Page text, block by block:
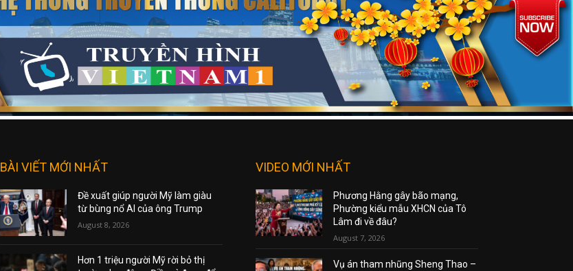
BÀI VIẾT MỚI NHẤT
Đề xuất giúp người Mỹ làm giàu
từ bùng nổ AI của ông Trump
August 8, 2026
Hơn 1 triệu người Mỹ rời bỏ thị
VIDEO MỚI NHẤT
Phương Hằng gây bão mạng,
Phường kiểu mẫu XHCN của Tô
Lâm đi về đâu?
August 7, 2026
Vụ án tham nhũng Sheng Thao –